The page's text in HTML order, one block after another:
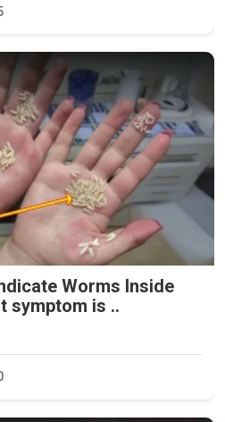
Worms Inside
symptom is ..